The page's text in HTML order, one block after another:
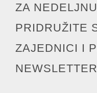
ZA
PRIDRUŽITE
ZAJEDNICI I
NEWSLETTER